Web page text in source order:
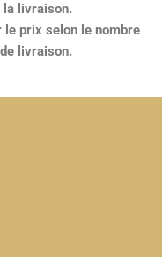
la livraison.
le prix selon le nombre
livraison.